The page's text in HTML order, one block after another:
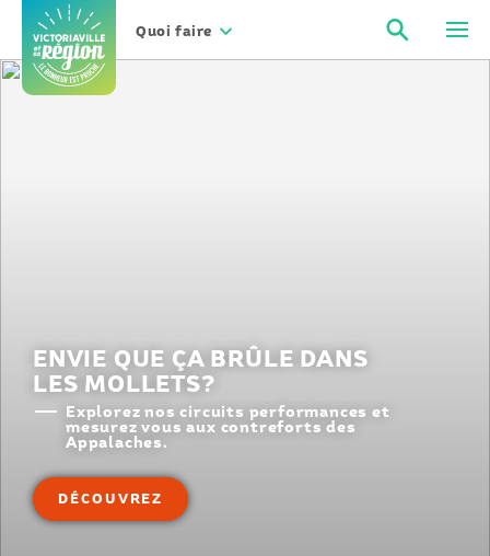
contenu
Quoi faire
ENVIE QUE ÇA BRÛLE DANS
LES MOLLETS?
Explorez nos circuits performances et
mesurez vous aux contreforts des
Appalaches.
DÉCOUVREZ